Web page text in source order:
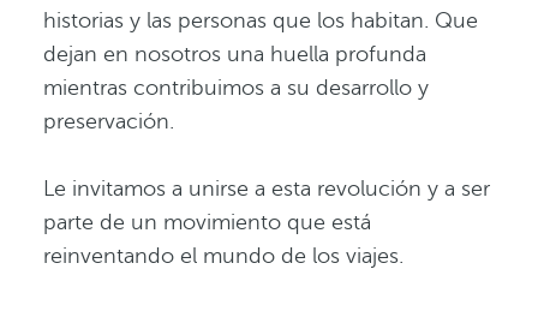
historias y las personas que los habitan. Que
dejan en nosotros una huella profunda
mientras contribuimos a su desarrollo y
preservación.
Le invitamos a unirse a esta revolución y a ser
parte de un movimiento que está
reinventando el mundo de los viajes.